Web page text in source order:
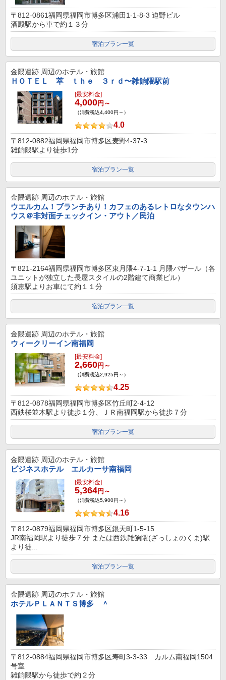
〒812-0861福岡県福岡市博多区浦田1-1-8-3 迫野ビル
酒殿駅から車で約１３分
宿泊プラン一覧
金隈遺跡 周辺のホテル・旅館
ＨＯＴＥＬ 萃 ｔｈｅ ３ｒｄ〜雑餉隈駅前
[最安料金]
4,000円～
（消費税込4,400円～）
4.0
〒812-0882福岡県福岡市博多区麦野4-37-3
雑餉隈駅より徒歩1分
宿泊プラン一覧
金隈遺跡 周辺のホテル・旅館
ウエルカム！ブランチあり！カフェのあるレトロなタウンハ
ウス＠非対面チェックイン・アウト／民泊
〒821-2164福岡県福岡市博多区東月隈4-7-1-1 月隈バザール（各
ユニットが独立した長屋スタイルの2階建て商業ビル）
須恵駅よりお車にて約１１分
宿泊プラン一覧
金隈遺跡 周辺のホテル・旅館
ウィークリーイン南福岡
[最安料金]
2,660円～
（消費税込2,925円～）
4.25
〒812-0878福岡県福岡市博多区竹丘町2-4-12
西鉄桜並木駅より徒歩１分、ＪＲ南福岡駅から徒歩７分
宿泊プラン一覧
金隈遺跡 周辺のホテル・旅館
ビジネスホテル エルカーサ南福岡
[最安料金]
5,364円～
（消費税込5,900円～）
4.16
〒812-0879福岡県福岡市博多区銀天町1-5-15
JR南福岡駅より徒歩７分 または西鉄雑餉隈(ざっしょのくま)駅
より徒...
宿泊プラン一覧
金隈遺跡 周辺のホテル・旅館
ホテルＰＬＡＮＴＳ博多 ＾
〒812-0884福岡県福岡市博多区寿町3-3-33 カルム南福岡1504
号室
雑餉隈駅から徒歩で約２分